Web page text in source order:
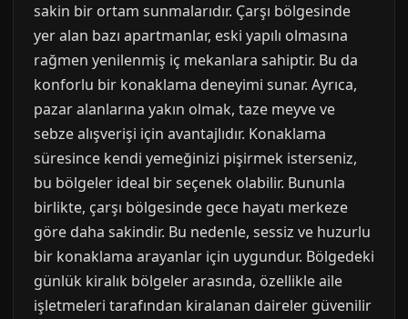
sakin bir ortam sunmalarıdır. Çarşı bölgesinde
yer alan bazı apartmanlar, eski yapılı olmasına
rağmen yenilenmiş iç mekanlara sahiptir. Bu da
konforlu bir konaklama deneyimi sunar. Ayrıca,
pazar alanlarına yakın olmak, taze meyve ve
sebze alışverişi için avantajlıdır. Konaklama
süresince kendi yemeğinizi pişirmek isterseniz,
bu bölgeler ideal bir seçenek olabilir. Bununla
birlikte, çarşı bölgesinde gece hayatı merkeze
göre daha sakindir. Bu nedenle, sessiz ve huzurlu
bir konaklama arayanlar için uygundur. Bölgedeki
günlük kiralık bölgeler arasında, özellikle aile
işletmeleri tarafından kiralanan daireler güvenilir